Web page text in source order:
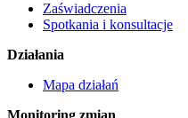
Zaświadczenia
Spotkania i konsultacje
Działania
Mapa działań